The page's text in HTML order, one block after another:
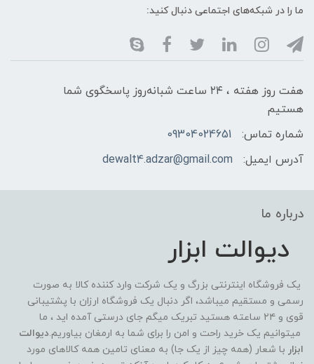
ما را در شبکه‌های اجتماعی دنبال کنید:
هفت روز هفته ، ۲۴ ساعت شبانه‌روز پاسخگوی شما
هستیم
شماره تماس:
09304024651
آدرس ایمیل:
dewalt4.adzar@gmail.com
درباره ما
دیوالت ابزار
یک فروشگاه اینترنتی بزرگ و یک شرکت وارد کننده کالا به صورت
رسمی و مستقیم میباشد، اگر دنبال یک فروشگاه ارزان با پشتیبانی
قوی و ۲۴ ساعته هستید تبریک میگم جای درستی آمده اید ، ما
میتوانیم یک خرید راحت و امن را برای شما به ارمغان بیاوریم.دیوالت
ابزار با شعار (همه چیز از یک جا) به معنای تامین همه کالاهای مورد